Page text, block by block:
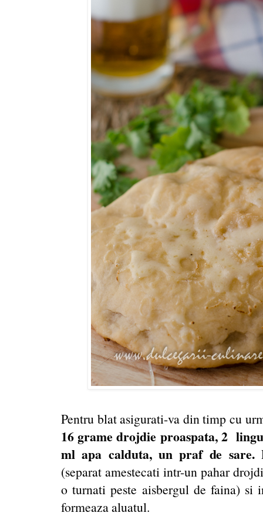
Pentru blat asigurati-va din timp cu
16 grame drojdie proaspata, 2
ml apa calduta, un praf de sare.
(separat amestecati intr-un pahar
o turnati peste aisbergul de faina) si
formeaza aluatul.